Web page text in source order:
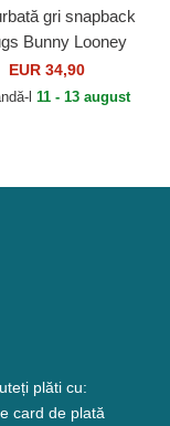
gri snapback
Bunny Looney
Capslab
EUR 34,90
l 11 - 13 august
plăti cu:
card de plată